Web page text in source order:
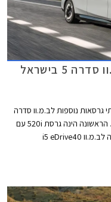
בישראל
גרסאות נוספות לב.מ.וו סדרה
5, כחודש וחצי לאחר השקת ב.מ.וו i5 החשמלית. הראשונה הינה גרסת 520i עם
מנוע טורבו בנזין והשניה הינה גרסת כניסה חדשה לב.מ.וו i5 eDrive40